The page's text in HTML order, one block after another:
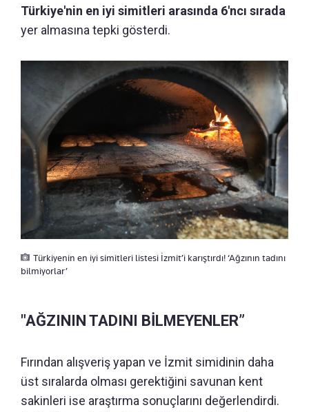
Türkiye'nin en iyi simitleri arasında 6'ncı sırada
yer almasına tepki gösterdi.
Türkiyenin en iyi simitleri listesi İzmit’i karıştırdı! ‘Ağzının tadını
bilmiyorlar’
"AĞZININ TADINI BİLMEYENLER”
Fırından alışveriş yapan ve İzmit simidinin daha
üst sıralarda olması gerektiğini savunan kent
sakinleri ise araştırma sonuçlarını değerlendirdi.